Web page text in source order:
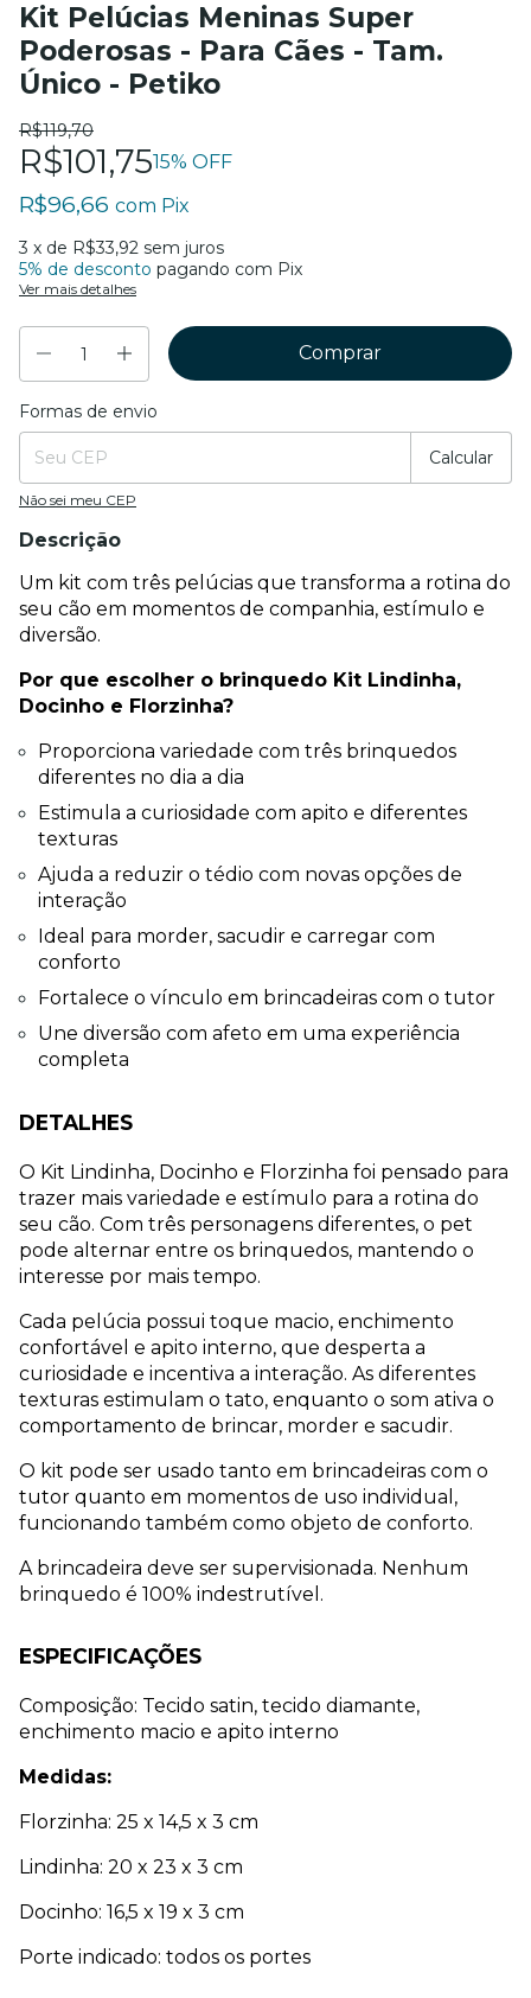
Kit Pelúcias Meninas Super
Poderosas - Para Cães - Tam.
Único - Petiko
R$119,70
R$101,7515% OFF
R$96,66 com Pix
3 x de R$33,92 sem juros
5% de desconto pagando com Pix
Ver mais detalhes
Entregas para o CEP:
Formas de envio
Calcular
Não sei meu CEP
Descrição
Um kit com três pelúcias que transforma a rotina do
seu cão em momentos de companhia, estímulo e
diversão.
Por que escolher o brinquedo Kit Lindinha,
Docinho e Florzinha?
Proporciona variedade com três brinquedos
diferentes no dia a dia
Estimula a curiosidade com apito e diferentes
texturas
Ajuda a reduzir o tédio com novas opções de
interação
Ideal para morder, sacudir e carregar com
conforto
Fortalece o vínculo em brincadeiras com o tutor
Une diversão com afeto em uma experiência
completa
DETALHES
O Kit Lindinha, Docinho e Florzinha foi pensado para
trazer mais variedade e estímulo para a rotina do
seu cão. Com três personagens diferentes, o pet
pode alternar entre os brinquedos, mantendo o
interesse por mais tempo.
Cada pelúcia possui toque macio, enchimento
confortável e apito interno, que desperta a
curiosidade e incentiva a interação. As diferentes
texturas estimulam o tato, enquanto o som ativa o
comportamento de brincar, morder e sacudir.
O kit pode ser usado tanto em brincadeiras com o
tutor quanto em momentos de uso individual,
funcionando também como objeto de conforto.
A brincadeira deve ser supervisionada. Nenhum
brinquedo é 100% indestrutível.
ESPECIFICAÇÕES
Composição: Tecido satin, tecido diamante,
enchimento macio e apito interno
Medidas:
Florzinha: 25 x 14,5 x 3 cm
Lindinha: 20 x 23 x 3 cm
Docinho: 16,5 x 19 x 3 cm
Porte indicado: todos os portes